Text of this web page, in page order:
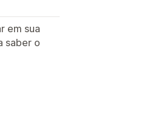
em sua
saber o